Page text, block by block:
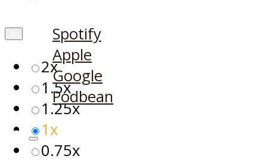
2x
1.5x
1.25x
1x
0.75x
Spotify
Apple
Google
Podbean